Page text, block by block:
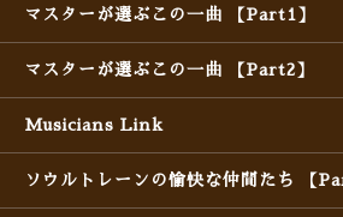
マスターが選ぶこの一曲 【Part1】
マスターが選ぶこの一曲 【Part2】
Musicians Link
ソウルトレーンの愉快な仲間たち 【